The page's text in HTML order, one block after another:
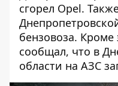
сгорел Opel.
бензовоза. Кроме
сообщал, что в
области на АЗС